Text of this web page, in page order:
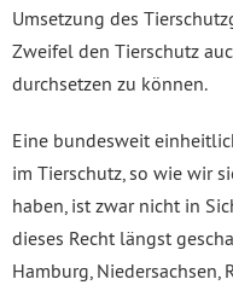
Umsetzung des
Zweifel den Tierschutz
durchsetzen zu können.
Eine bundesweit
im Tierschutz, so wie wir
haben, ist zwar nicht in
dieses Recht längst
Hamburg,